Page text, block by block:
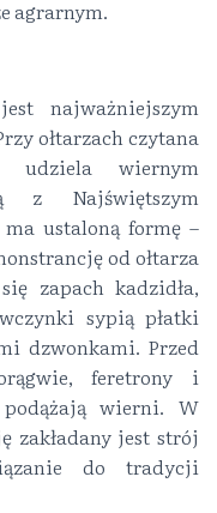
agrarnym.
najważniejszym
ołtarzach czytana
udziela wiernym
z Najświętszym
ustaloną formę –
od ołtarza
zapach kadzidła,
sypią płatki
dzwonkami. Przed
fe­retrony i
wierni. W
zakładany jest strój
do tradycji